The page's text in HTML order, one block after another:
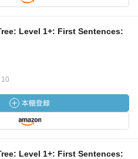
Level 1+: First Sentences:
10
Level 1+: First Sentences: